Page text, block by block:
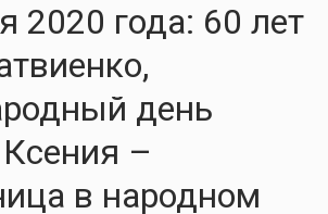
2020 года: 60 лет
день
–
в народном